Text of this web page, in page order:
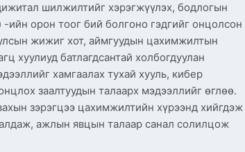
шилжилтийг хэрэгжүүлэх, бодлогын
ийн орон тоог бий болгоно гэдгийг онцолсон
жижиг хот, аймгуудын цахимжилтын
хуулиуд батлагдсантай холбогдуулан
хамгаалах тухай хууль, кибер
заалтуудын талаарх мэдээллийг өглөө.
зэрэгцээ цахимжилтийн хүрээнд хийгдэж
ажлын явцын талаар санал солилцож